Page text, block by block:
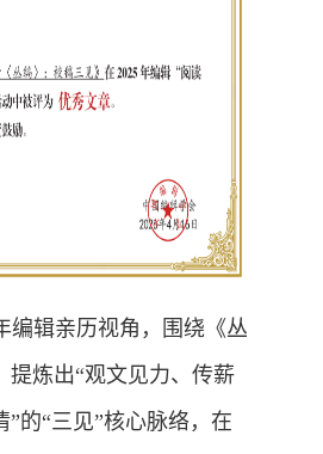
编辑亲历视角，围绕《丛
提炼出“观文见力、传薪
”的“三见”核心脉络，在